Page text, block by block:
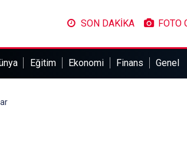
SON DAKİKA FOTO
Eğitim Ekonomi Finans Genel